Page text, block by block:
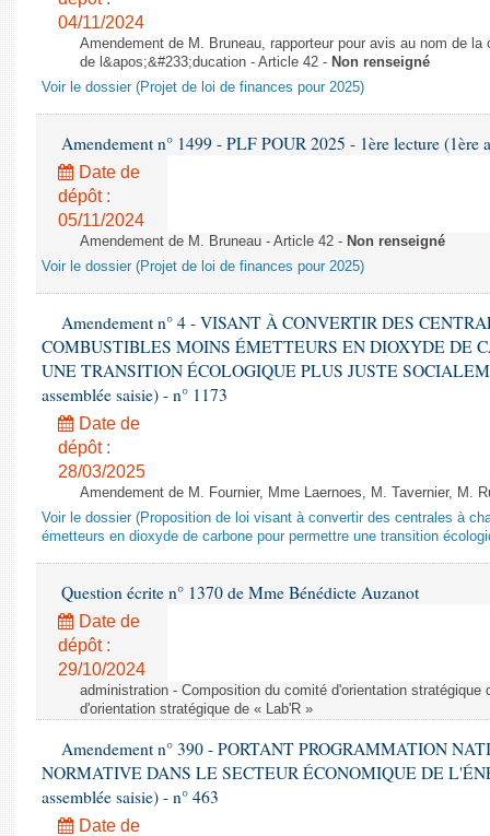
04/11/2024
Amendement de M. Bruneau, rapporteur pour avis au nom de
de l&apos;&#233;ducation - Article 42 - Non renseigné
Voir le dossier (Projet de loi de finances pour 2025)
Amendement n° 1499 - PLF POUR 2025 - 1ère lecture (1ère
Date de
dépôt :
05/11/2024
Amendement de M. Bruneau - Article 42 - Non renseigné
Voir le dossier (Projet de loi de finances pour 2025)
Amendement n° 4 - VISANT À CONVERTIR DES
COMBUSTIBLES MOINS ÉMETTEURS EN DIOXYDE DE
UNE TRANSITION ÉCOLOGIQUE PLUS JUSTE
assemblée saisie) - n° 1173
Date de
dépôt :
28/03/2025
Amendement de M. Fournier, Mme Laernoes, M. Tavernier, M.
Voir le dossier (Proposition de loi visant à convertir des centrales à
émetteurs en dioxyde de carbone pour permettre une transition
Question écrite n° 1370 de Mme Bénédicte Auzanot
Date de
dépôt :
29/10/2024
administration - Composition du comité d'orientation stratégique
d'orientation stratégique de « Lab'R »
Amendement n° 390 - PORTANT PROGRAMMATION
NORMATIVE DANS LE SECTEUR ÉCONOMIQUE DE
assemblée saisie) - n° 463
Date de